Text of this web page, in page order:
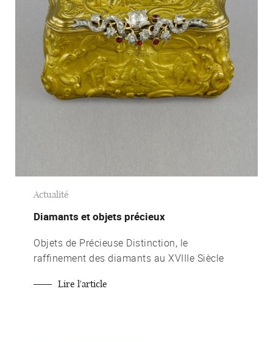
Actualité
Diamants et objets précieux
Objets de Précieuse Distinction, le
raffinement des diamants au XVIIIe Siècle
Lire l'article